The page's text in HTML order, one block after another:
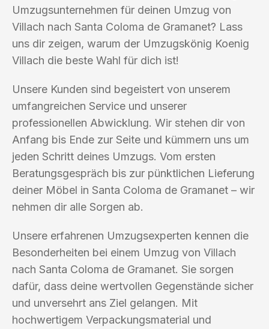
Umzugsunternehmen für deinen Umzug von
Villach nach Santa Coloma de Gramanet? Lass
uns dir zeigen, warum der Umzugskönig Koenig
Villach die beste Wahl für dich ist!
Unsere Kunden sind begeistert von unserem
umfangreichen Service und unserer
professionellen Abwicklung. Wir stehen dir von
Anfang bis Ende zur Seite und kümmern uns um
jeden Schritt deines Umzugs. Vom ersten
Beratungsgespräch bis zur pünktlichen Lieferung
deiner Möbel in Santa Coloma de Gramanet – wir
nehmen dir alle Sorgen ab.
Unsere erfahrenen Umzugsexperten kennen die
Besonderheiten bei einem Umzug von Villach
nach Santa Coloma de Gramanet. Sie sorgen
dafür, dass deine wertvollen Gegenstände sicher
und unversehrt ans Ziel gelangen. Mit
hochwertigem Verpackungsmaterial und